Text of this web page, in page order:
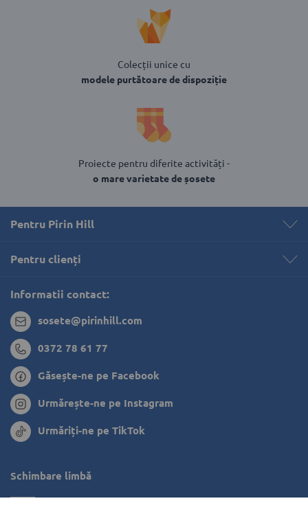
Colecții unice cu
modele purtătoare de dispoziție
Proiecte pentru diferite activități -
o mare varietate de șosete
Pentru Pirin Hill
Pentru clienți
Informatii contact:
sosete@pirinhill.com
0372 78 61 77
Găsește-ne pe Facebook
Urmărește-ne pe Instagram
Urmăriți-ne pe TikTok
Schimbare limbă